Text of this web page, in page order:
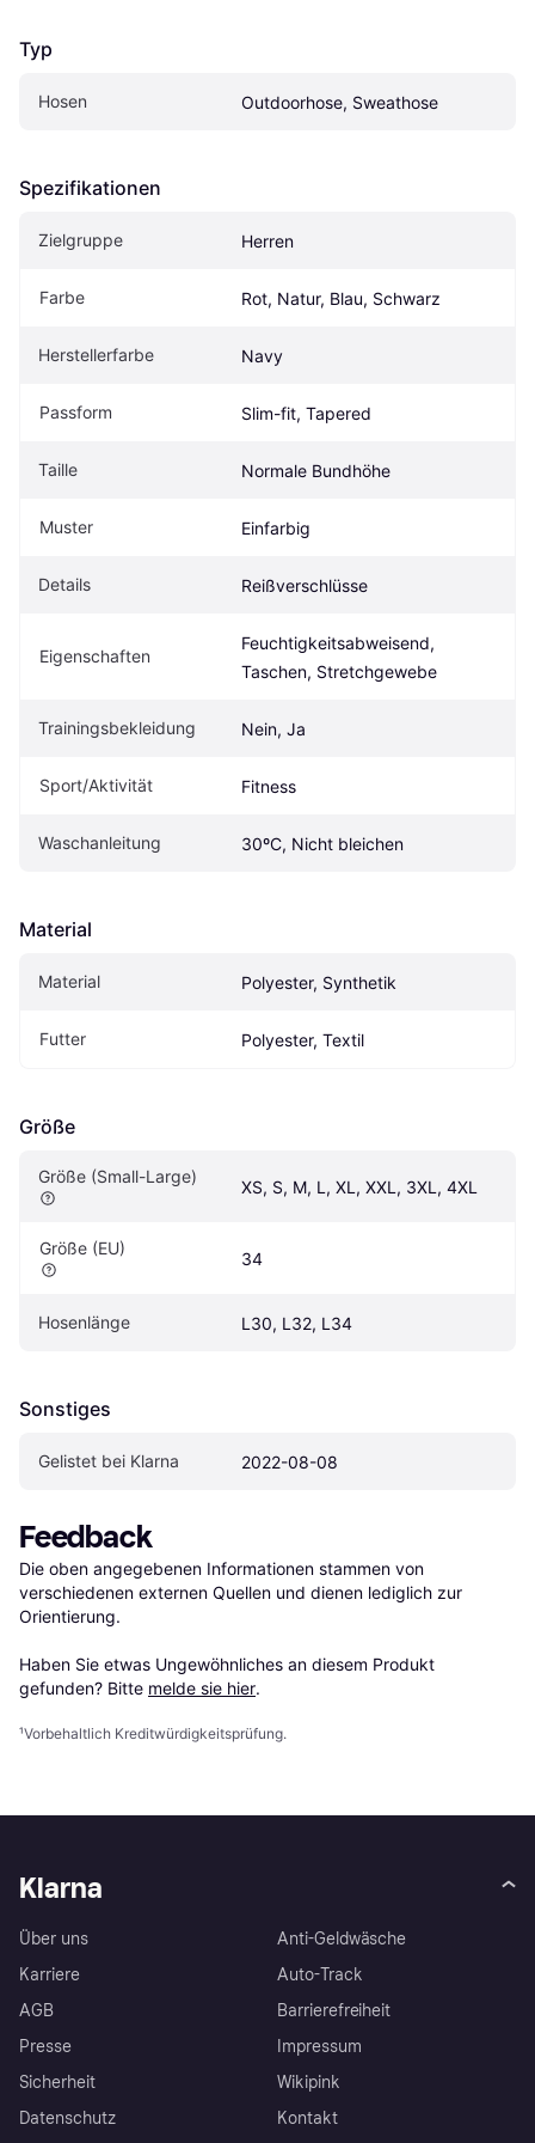
Typ
Hosen Outdoorhose, Sweathose
Spezifikationen
Zielgruppe Herren
Farbe Rot, Natur, Blau, Schwarz
Herstellerfarbe Navy
Passform Slim-fit, Tapered
Taille Normale Bundhöhe
Muster Einfarbig
Details Reißverschlüsse
Eigenschaften
Feuchtigkeitsabweisend,
Taschen, Stretchgewebe
Trainingsbekleidung Nein, Ja
Sport/Aktivität Fitness
Waschanleitung 30ºC, Nicht bleichen
Material
Material Polyester, Synthetik
Futter Polyester, Textil
Größe
Größe (Small-Large)
XS, S, M, L, XL, XXL, 3XL, 4XL
Größe (EU)
34
Hosenlänge L30, L32, L34
Sonstiges
Gelistet bei Klarna 2022-08-08
Feedback
Die oben angegebenen Informationen stammen von
verschiedenen externen Quellen und dienen lediglich zur
Orientierung.
Haben Sie etwas Ungewöhnliches an diesem Produkt
gefunden? Bitte melde sie hier.
¹Vorbehaltlich Kreditwürdigkeitsprüfung.
Klarna
Über uns
Karriere
AGB
Presse
Sicherheit
Datenschutz
Anti-Geldwäsche
Auto-Track
Barrierefreiheit
Impressum
Wikipink
Kontakt